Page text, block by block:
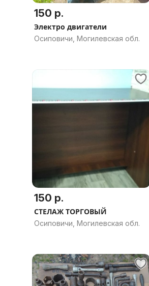
150 р.
Электро двигатели
Осиповичи, Могилевская обл.
150 р.
СТЕЛАЖ ТОРГОВЫЙ
Осиповичи, Могилевская обл.